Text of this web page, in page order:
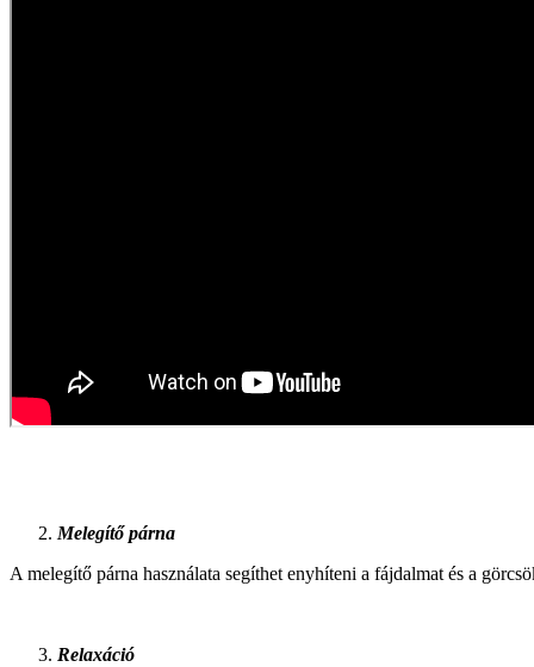
Melegítő párna
A melegítő párna használata segíthet enyhíteni a fájdalmat és a
Relaxáció